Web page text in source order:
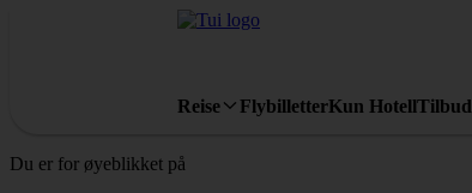
Reise FlybilletterKun HotellTilbud
Du er for øyeblikket på